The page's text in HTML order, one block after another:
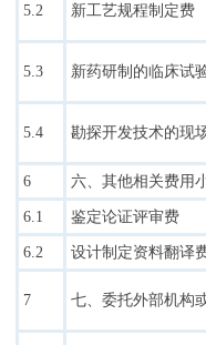
5.2 新工艺规程制定费
5.3 新药研制的临床试
5.4 勘探开发技术的现
6 六、其他相关费用
6.1 鉴定论证评审费
6.2 设计制定资料翻译
7 七、委托外部机构